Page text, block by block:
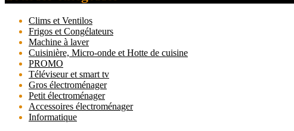
Clims et Ventilos
Frigos et Congélateurs
Machine à laver
Cuisinière, Micro-onde et Hotte de cuisine
PROMO
Téléviseur et smart tv
Gros électroménager
Petit électroménager
Accessoires électroménager
Informatique